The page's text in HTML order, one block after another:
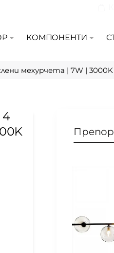
КОМПОНЕНТИ
мехурчета | 7W | 3000K
4